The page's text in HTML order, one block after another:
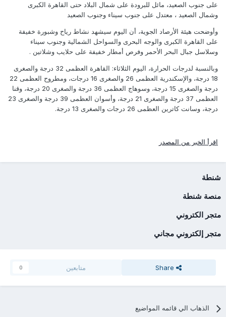
على جنوب الصعيد، مائل للبرودة على شمال البلاد حتى القاهرة الكبرى
وشمال الصعيد ، معتدل على جنوب سيناء وجنوب الصعيد
وأوضحت هيئة الأرصاد الجوية، أن اليوم سيشهد نشاط رياح وشبورة خفيفة
على القاهرة الكبرى والوجه البحرى والسواحل الشمالية وجنوب سيناء
وسلاسل جبال البحر الأحمر وفرص أمطار خفيفة على حلايب وشلاتين .
وبالنسبة لدرجات الحرارة، اليوم الثلاثاء: القاهرة العظمى 32 درجة والصغرى
18 درجة، والإسكندرية العظمى 26 والصغرى 16 درجات، ومطروح العظمى 22
درجة والصغرى 15 درجة، وسوهاج العظمى 36 درجة والصغرى 20 درجة، وقنا
العظمى 37 درجة والصغرى 21 درجة، وأسوان العظمى 39 درجة والصغرى 23
درجة، وسانت كاترين العظمى 26 درجات والصغرى 13 درجة.
اقرأ الخبر من المصدر
شنطة
منصة شنطة
متجر الكتروني
متجر إلكتروني مجاني
Share متابعين 0
الذهاب الي قائمه المواضيع